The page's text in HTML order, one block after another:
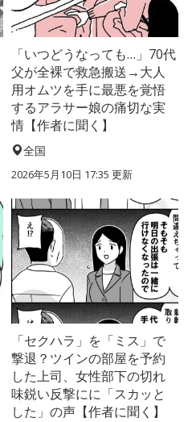
「いつどうなっても…」70代
父が全裸で救急搬送→大人
用オムツを手に最悪を覚悟
するアラサー娘の痛切な実
情【作者に聞く】
全国
2026年5月10日 17:35 更新
「セクハラ」を「ミス」で
撃退？ツインの部屋を予約
した上司、女性部下の切れ
味鋭い反撃にに「スカッと
した」の声【作者に聞く】